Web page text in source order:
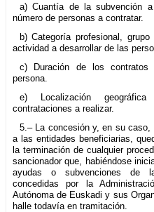
a) Cuantía de la subvención a
número de personas a contratar.
b) Categoría profesional,
actividad a desarrollar de las
c) Duración de los
persona.
e) Localización
contrataciones a realizar.
5.– La concesión y, en su caso,
a las entidades beneficiarias,
la terminación de cualquier
sancionador que, habiéndose
ayudas o subvenciones de
concedidas por la
Autónoma de Euskadi y sus
halle todavía en tramitación.